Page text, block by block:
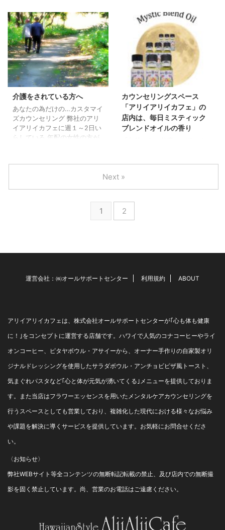
また、友人から言われまし
た。 弊社は、 カウンセリン
グメニューが多岐に渡ってい
るので 友人は益々大変だねと
言っているのでしょう。 キャ
リアカウンセリング、 フラワ
ーエッセンス（メンタル）カ
ウンセリング 結婚したいなど
まだまだありますよ！！ まっ
たく、きつくありません。 辛
くもありません。 お話を伺
い、元気になっていく姿は 私
もパワーをもらえるからで
イアリイカフェ」をプライベ
ート空間とし、どなたも入ら
ないプライバシーが守られて
いる状態(店舗貸切)にて行って
おります。 ＊出張も承ってお
ります。 弊社にいらっしゃる
方で、わんちゃんと一緒にフ
ラワーエッセンス(メンタルサ
ポート)カウンセリングをご希
望の方は、事前にご連絡下さ
い。 ＊わんちゃん同伴時の個
別規約はあります。 いらっし
ゃる方がリラックスした状態
介護をされている方へ
あなたの為だけの…カスタマイ
ズカウンセリング 弊社のアリ
イアリイカフェに週１～2日い
らしている 年配の女性の方が
フェの運営会社で、 (当社で)
リング、 フラワーエッセンス
カウンセリングスペース
「アリイアリイカフェ」の
店内は、毎日ミスティック
ブレンドオイルの香り
カフェ店内は、 毎日ミスティ
ックブレンドオイルの香りで
ドセレブに人気の「望みを叶
多いので、 カウンセリングに
ちに なっていただく為に、 こ
のミスティックブレンドオイ
1 2
Next »
運営会社：㈱オールサポートセンター 利用規約 ABOUT
アリイアリイカフェは、株式会社オールサポートセンターが｢心も体も健康
に！｣をコンセプトに運営する店舗です。ハワイで人気のコナコーヒーやライ
オンコーヒー、ピタヤボウル・アサイーから、オーナー手作りの自家製オリ
ジナルドレッシングを使用したサラダボウル・アンチョビピザ風トースト、
気まぐれパスタなど｢心と体が元気が湧いてくる｣メニューを提供しておりま
す。また当店はフラワーエッセンスを用いたメンタルケアカウンセリングを
行うスペースとしても営業しており、複雑化した現代における様々なお悩み
や課題を解決に導くサービスを提供しています。お気軽にお問合せくださ
い。
〈お知らせ〉
弊社WEBサイト等全コンテンツの無断転記転載の禁止、及び店内での無断撮
影を固く禁止しています。尚、営業のお電話はご遠慮ください。